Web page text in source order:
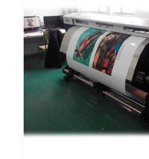
proveedor
de
Cajas
y
Envases
Medida